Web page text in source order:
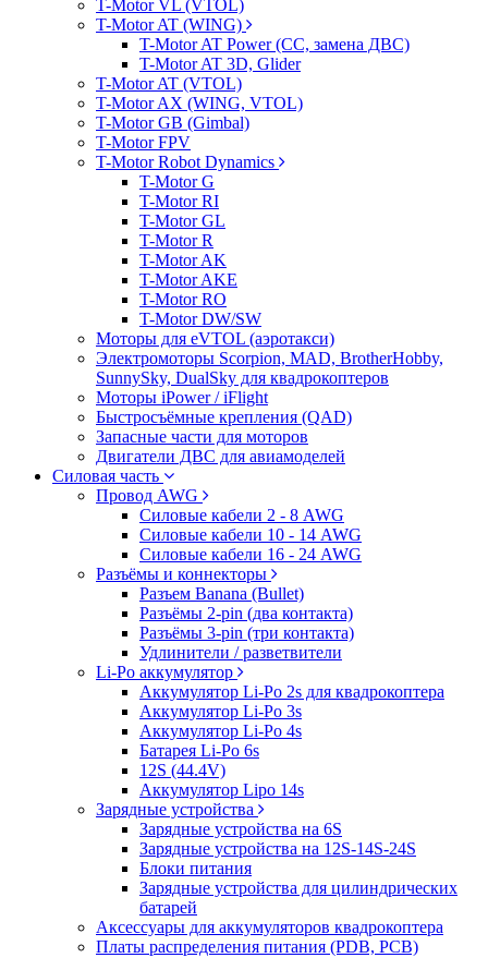
T-Motor VL (VTOL)
T-Motor AT (WING)
T-Motor AT Power (CC, замена ДВС)
T-Motor AT 3D, Glider
T-Motor AT (VTOL)
T-Motor AX (WING, VTOL)
T-Motor GB (Gimbal)
T-Motor FPV
T-Motor Robot Dynamics
T-Motor G
T-Motor RI
T-Motor GL
T-Motor R
T-Motor AK
T-Motor AKE
T-Motor RO
T-Motor DW/SW
Моторы для eVTOL (аэротакси)
Электромоторы Scorpion, MAD, BrotherHobby,
SunnySky, DualSky для квадрокоптеров
Моторы iPower / iFlight
Быстросъёмные крепления (QAD)
Запасные части для моторов
Двигатели ДВС для авиамоделей
Силовая часть
Провод AWG
Силовые кабели 2 - 8 AWG
Силовые кабели 10 - 14 AWG
Силовые кабели 16 - 24 AWG
Разъёмы и коннекторы
Разъем Banana (Bullet)
Разъёмы 2-pin (два контакта)
Разъёмы 3-pin (три контакта)
Удлинители / разветвители
Li-Po аккумулятор
Аккумулятор Li-Po 2s для квадрокоптера
Аккумулятор Li-Po 3s
Аккумулятор Li-Po 4s
Батарея Li-Po 6s
12S (44.4V)
Аккумулятор Lipo 14s
Зарядные устройства
Зарядные устройства на 6S
Зарядные устройства на 12S-14S-24S
Блоки питания
Зарядные устройства для цилиндрических
батарей
Аксессуары для аккумуляторов квадрокоптера
Платы распределения питания (PDB, PCB)